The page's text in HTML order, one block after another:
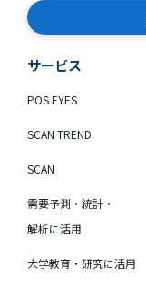
サービス
POS EYES
SCAN TREND
SCAN
需要予測・統計・
解析に活用
大学教育・研究に活用